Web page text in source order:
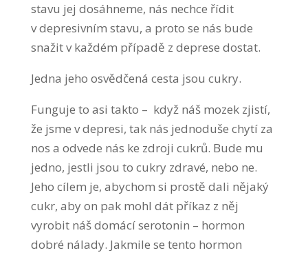
stavu jej dosáhneme, nás nechce řídit
v depresivním stavu, a proto se nás bude
snažit v každém případě z deprese dostat.
Jedna jeho osvědčená cesta jsou cukry.
Funguje to asi takto – když náš mozek zjistí,
že jsme v depresi, tak nás jednoduše chytí za
nos a odvede nás ke zdroji cukrů. Bude mu
jedno, jestli jsou to cukry zdravé, nebo ne.
Jeho cílem je, abychom si prostě dali nějaký
cukr, aby on pak mohl dát příkaz z něj
vyrobit náš domácí serotonin – hormon
dobré nálady. Jakmile se tento hormon